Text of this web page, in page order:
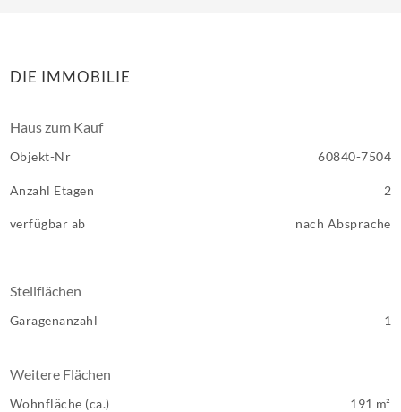
DIE IMMOBILIE
Haus zum Kauf
Objekt-Nr 60840-7504
Anzahl Etagen 2
verfügbar ab nach Absprache
Stellflächen
Garagenanzahl 1
Weitere Flächen
Wohnfläche (ca.) 191 m²